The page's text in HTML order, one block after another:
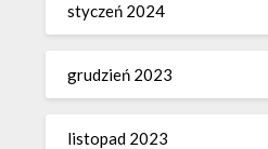
styczeń 2024
grudzień 2023
listopad 2023